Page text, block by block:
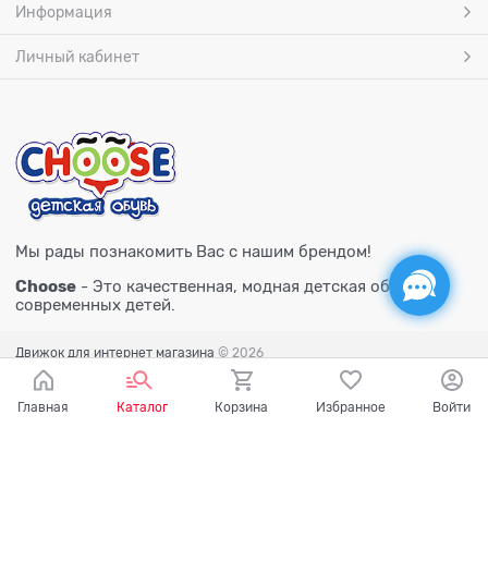
Информация
Личный кабинет
Мы рады познакомить Вас с нашим брендом!
Choose - Это качественная, модная детская обувь для
современных детей.
Движок для интернет магазина © 2026
Главная Каталог Корзина Избранное Войти